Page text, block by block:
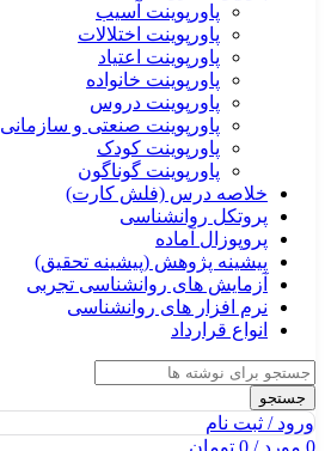
پاورپوینت آسیب
پاورپوینت اختلالات
پاورپوینت اعتیاد
پاورپوینت خانواده
پاورپوینت دروس
پاورپوینت صنعتی و سازمانی
پاورپوینت کودک
پاورپوینت گوناگون
خلاصه درس (فلش کارت)
پروتکل روانشناسی
پروپوزال آماده
پیشینه پژوهش (پیشینه تحقیق)
آزمایش های روانشناسی تجربی
نرم افزار های روانشناسی
انواع قرارداد
جستجو
ورود / ثبت نام
0 مورد/
0 تومان